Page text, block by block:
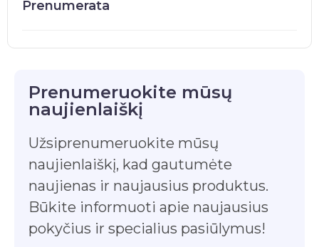
Prenumerata
Prenumeruokite mūsų
naujienlaiškį
Užsiprenumeruokite mūsų
naujienlaiškį, kad gautumėte
naujienas ir naujausius produktus.
Būkite informuoti apie naujausius
pokyčius ir specialius pasiūlymus!